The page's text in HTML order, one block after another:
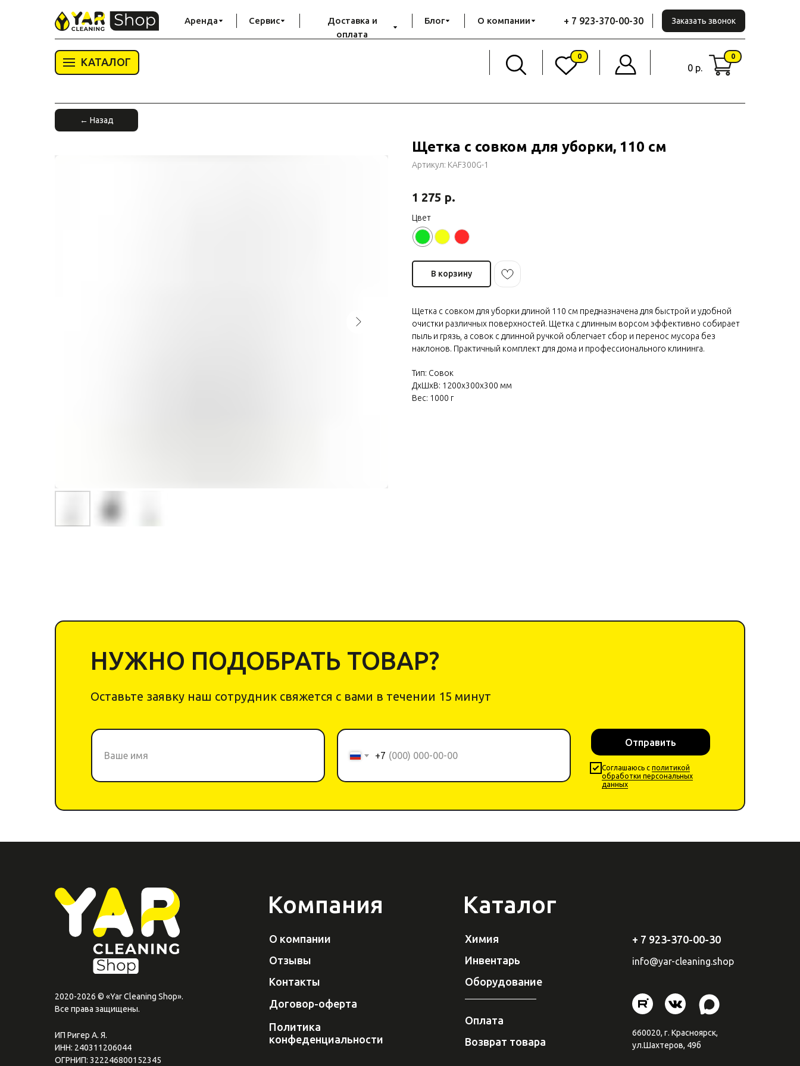
Заказать звонок
Блог О компании
Доставка и
оплата
+ 7 923-370-00-30
Сервис
Аренда
КАТАЛОГ 0 р.
0
0
← Назад
Щетка с совком для уборки, 110 см
Артикул: KAF300G-1
1 275 р.
Цвет
В корзину
Щетка с совком для уборки длиной 110 см предназначена для быстрой и удобной
очистки различных поверхностей. Щетка с длинным ворсом эффективно собирает
пыль и грязь, а совок с длинной ручкой облегчает сбор и перенос мусора без
наклонов. Практичный комплект для дома и профессионального клининга.
Тип: Совок
ДxШxВ: 1200x300x300 мм
Вес: 1000 г
НУЖНО ПОДОБРАТЬ ТОВАР?
+7
Оставьте заявку наш сотрудник свяжется с вами в течении 15 минут
Cоглашаюсь с политикой
обработки персональных
данных
Отправить
2020-2026 © «Yar Cleaning Shop».
Все права защищены.
ИП Ригер А. Я.
ИНН: 240311206044
ОГРНИП: 322246800152345
+ 7 923-370-00-30
info@yar-cleaning.shop
​660020, г. Красноярск,
ул.Шахтеров, 49б
Компания
О компании
Отзывы
Контакты
Каталог
Договор-оферта
Химия
Политика
конфеденциальности
Инвентарь
Оплата
Возврат товара
Оборудование